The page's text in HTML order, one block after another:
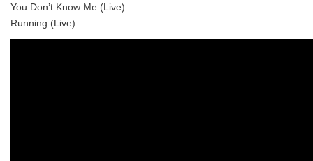
You Don’t Know Me (Live)
Running (Live)